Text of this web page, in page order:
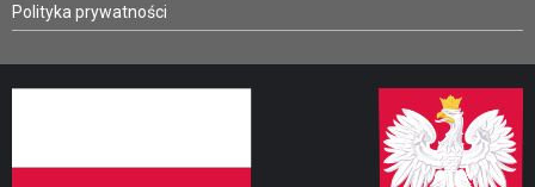
Polityka prywatności